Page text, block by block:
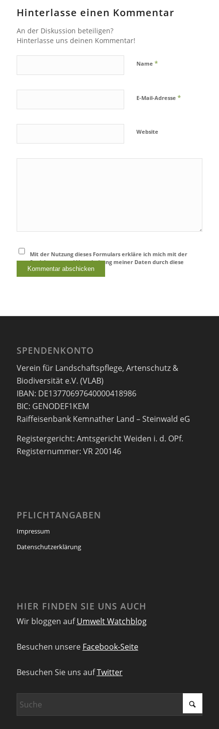
Hinterlasse einen Kommentar
An der Diskussion beteiligen?
Hinterlasse uns deinen Kommentar!
Name *
E-Mail-Adresse *
Website
Mit der Nutzung dieses Formulars erkläre ich mich mit der
Speicherung und Verarbeitung meiner Daten durch diese
Website einverstanden.
SPENDENKONTO
Verein für Landschaftspflege, Artenschutz &
Biodiversität e.V. (VLAB)
IBAN: DE13770697640000418986
BIC: GENODEF1KEM
Raiffeisenbank Kemnather Land – Steinwald eG
Registergericht: Amtsgericht Weiden i. d. OPf.
Registernummer: VR 200146
PFLICHTANGABEN
Impressum
Datenschutzerklärung
HIER FINDEN SIE UNS AUCH
Wir bloggen aufUmwelt Watchblog
Besuchen unsere Facebook-Seite
Besuchen Sie uns aufTwitter